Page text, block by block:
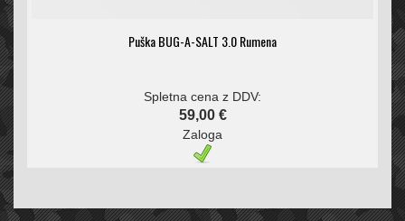
Puška BUG-A-SALT 3.0 Rumena
Spletna cena z DDV:
59,00 €
Zaloga